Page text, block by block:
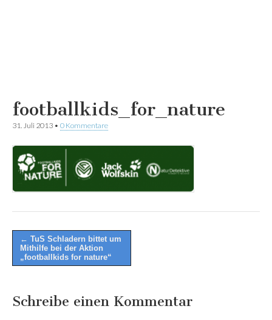
footballkids_for_nature
31. Juli 2013 • 0 Kommentare
Post
navigation
← TuS Schladern bittet um
Mithilfe bei der Aktion
„footballkids for nature“
Schreibe einen Kommentar